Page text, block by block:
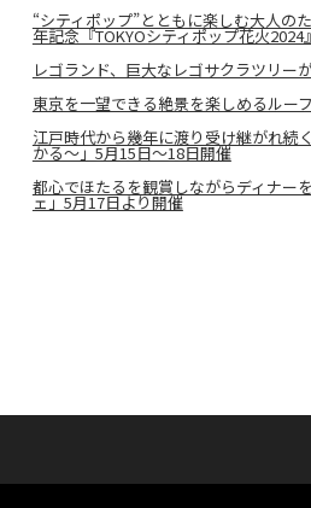
“シティポップ”とともに楽しむ大人の
年記念『TOKYOシティポップ花火
レゴランド、巨大なレゴサクラツリー
東京を一望できる絶景を楽しめるルー
江戸時代から幾年に渡り受け継がれ
かる〜」5月15日～18日開催
都心でほたるを観賞しながらディナ
ェ」5月17日より開催